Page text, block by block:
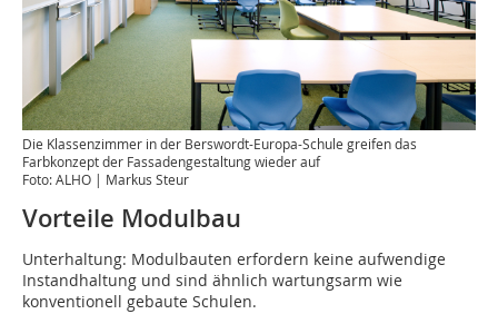
Die Klassenzimmer in der Berswordt-Europa-Schule greifen das
Farbkonzept der Fassadengestaltung wieder auf
Foto: ALHO | Markus Steur
Vorteile Modulbau
Unterhaltung: Modulbauten erfordern keine aufwendige
Instandhaltung und sind ähnlich wartungsarm wie
konventionell gebaute Schulen.